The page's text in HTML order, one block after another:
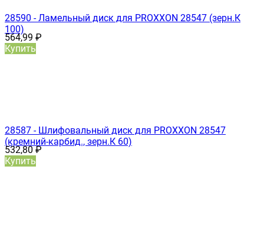
28590 - Ламельный диск для PROXXON 28547 (зерн.К
100)
564,99 ₽
Купить
28587 - Шлифовальный диск для PROXXON 28547
(кремний-карбид., зерн.К 60)
532,80₽
Купить